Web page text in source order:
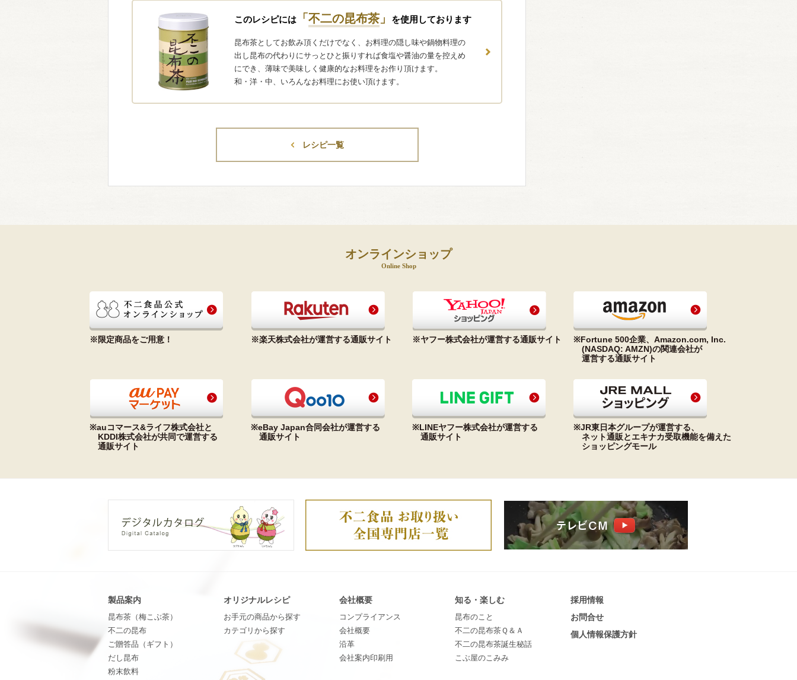
このレシピには 「 不二の昆布茶 」 を使用しております
昆布茶としてお飲み頂くだけでなく、お料理の隠し味や鍋物料理の
出し昆布の代わりにサっとひと振りすれば食塩や醤油の量を控えめ
にでき、薄味で美味しく健康的なお料理をお作り頂けます。
和・洋・中、いろんなお料理にお使い頂けます。
レシピ一覧
オンラインショップ
Online Shop
※限定商品をご用意！ ※楽天株式会社が運営する通販サイト ※ヤフー株式会社が運営する通販サイト
※Fortune 500企業、Amazon.com, Inc.
(NASDAQ: AMZN)の関連会社が
運営する通販サイト
※auコマース&ライフ株式会社と
KDDI株式会社が共同で運営する
通販サイト
※eBay Japan合同会社が運営する
通販サイト
※LINEヤフー株式会社が運営する
通販サイト
※JR東日本グループが運営する、
ネット通販とエキナカ受取機能を備えた
ショッピングモール
製品案内
昆布茶（梅こぶ茶）
不二の昆布
ご贈答品（ギフト）
だし昆布
粉末飲料
オリジナルレシピ
お手元の商品から探す
カテゴリから探す
会社概要
コンプライアンス
会社概要
沿革
会社案内印刷用
知る・楽しむ
昆​布​の​こ​と
不​二​の​昆​布​茶​Ｑ​＆​Ａ
不​二​の​昆​布​茶​誕​生​秘​話
こ​ぶ​屋​の​こ​み​み​​​
採​用​情​報
お問合せ
個​人​情​報​保​護​方​針​​​